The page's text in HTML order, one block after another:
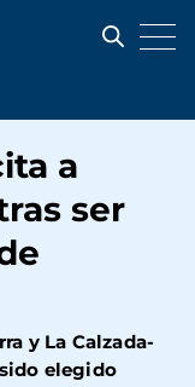
a
ser
y La Calzada-
elegido